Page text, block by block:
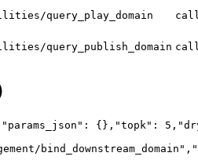
query_play_domain
query_publish_domain
"params_json" : { } , "topk" : 5 ,
bind_downstream_domain" ,